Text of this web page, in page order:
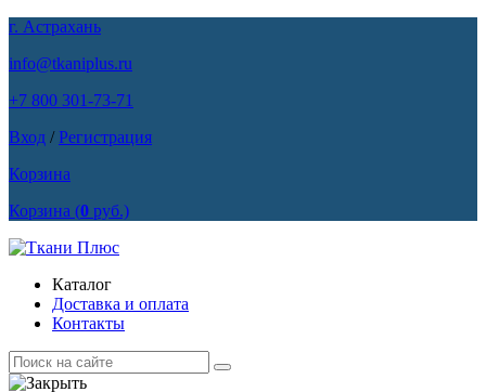
г. Астрахань
info@tkaniplus.ru
+7 800 301-73-71
Вход /Регистрация
Корзина
Корзина (0 руб.)
Каталог
Доставка и оплата
Контакты